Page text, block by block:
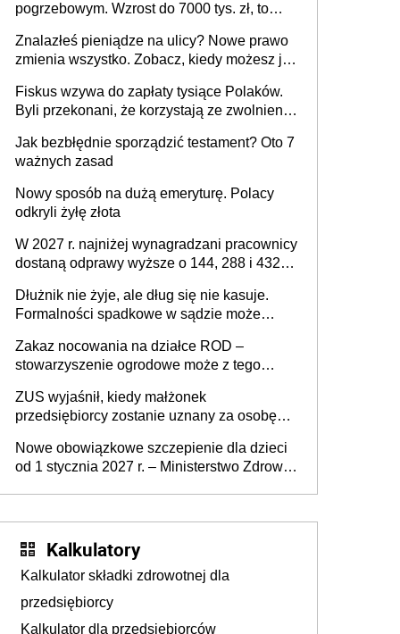
pogrzebowym. Wzrost do 7000 tys. zł, to
Znalazłeś pieniądze na ulicy? Nowe prawo
zmienia wszystko. Zobacz, kiedy możesz je
Fiskus wzywa do zapłaty tysiące Polaków.
Byli przekonani, że korzystają ze zwolnienia
Jak bezbłędnie sporządzić testament? Oto 7
ważnych zasad
Nowy sposób na dużą emeryturę. Polacy
odkryli żyłę złota
W 2027 r. najniżej wynagradzani pracownicy
dostaną odprawy wyższe o 144, 288 i 432
Dłużnik nie żyje, ale dług się nie kasuje.
Formalności spadkowe w sądzie może
zmarłego
Zakaz nocowania na działce ROD –
stowarzyszenie ogrodowe może z tego
działki (wypowiedzieć dzierżawę)?
ZUS wyjaśnił, kiedy małżonek
przedsiębiorcy zostanie uznany za osobę
Nowe obowiązkowe szczepienie dla dzieci
od 1 stycznia 2027 r. – Ministerstwo Zdrowia
Kalkulatory
Kalkulator składki zdrowotnej dla
przedsiębiorcy
Kalkulator dla przedsiębiorców